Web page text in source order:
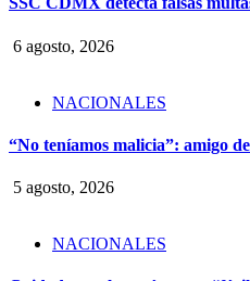
6 agosto, 2026
NACIONALES
“No teníamos malicia”: amigo
5 agosto, 2026
NACIONALES